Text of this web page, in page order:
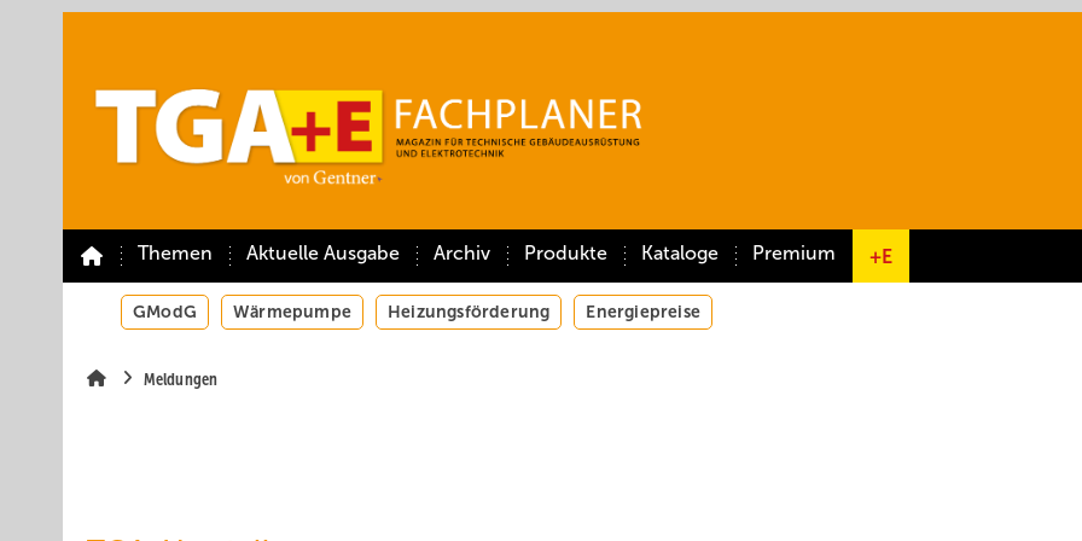
Themen Aktuelle Ausgabe Archiv Produkte Kataloge Premium +E
GModG Wärmepumpe Heizungsförderung Energiepreise
Meldungen